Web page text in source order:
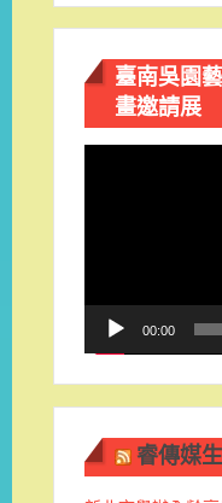
臺南吳園
畫邀請展
00:00
睿傳媒